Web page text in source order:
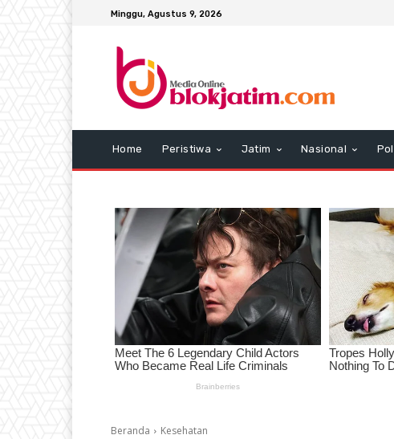
Minggu, Agustus 9, 2026
Home Peristiwa Jatim Nasional
Beranda Kesehatan